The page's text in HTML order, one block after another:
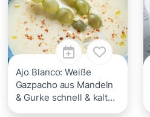
Ajo Blanco: Weiße
Gazpacho aus Mandeln
& Gurke schnell & kalt
genießen